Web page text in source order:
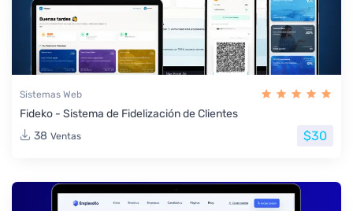
Sistemas Web
Fideko - Sistema de Fidelización de Clientes
38 Ventas $30